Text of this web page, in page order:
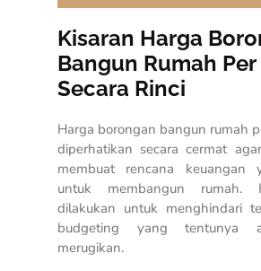
Kisaran Harga
Bangun Rumah
Secara Rinci
Harga borongan bangun rumah
diperhatikan secara cermat
membuat rencana keuangan
untuk membangun rumah.
dilakukan untuk menghindari
budgeting yang tentunya
merugikan.